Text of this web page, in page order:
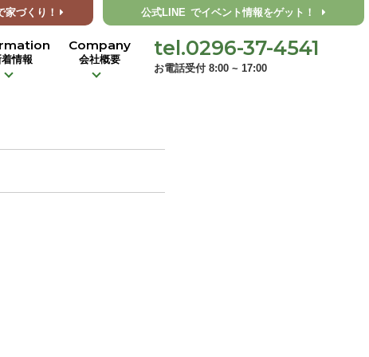
家づくり！ 公式LINE でイベント情報をゲット！
情報
Company
会社概要 tel.0296-37-4541
お電話受付 8:00 ~ 17:00